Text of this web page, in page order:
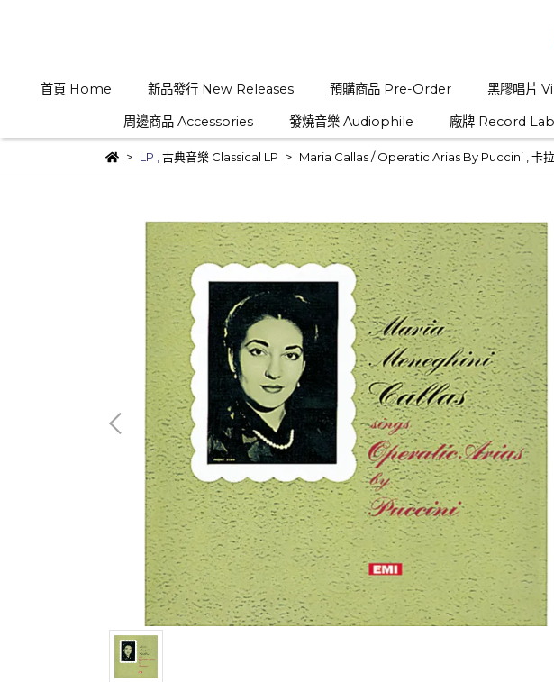
首頁 Home 新品發行 New Releases 預購商品 Pre-Order 黑膠唱片
周邊商品 Accessories
發燒音樂 Audiophile 廠牌 Record
LP 古典音樂 Classical LP Maria Callas ‎/ Operatic Arias By Puccini , 卡